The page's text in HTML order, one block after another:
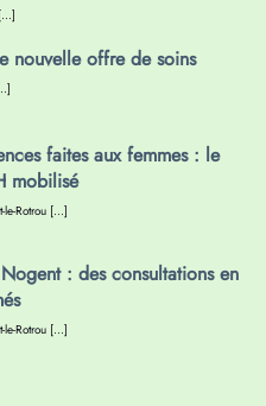
nouvelle offre de soins
faites aux femmes : le
mobilisé
le-Rotrou […]
: des consultations en
le-Rotrou […]